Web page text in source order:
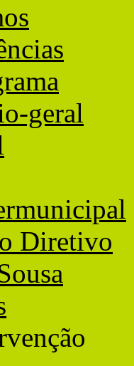
geral
Diretivo